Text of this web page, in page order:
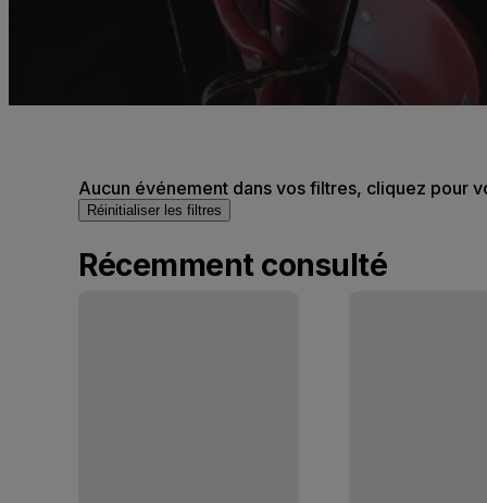
Aucun événement dans vos filtres, cliquez pour
Réinitialiser les filtres
Récemment consulté